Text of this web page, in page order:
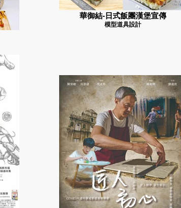
華御結-日式飯團漢堡宣傳
模型道具設計